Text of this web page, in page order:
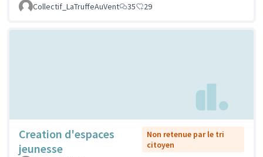
Collectif_LaTruffeAuVent
35 29
Creation d'espaces
jeunesse
Non retenue par le tri
citoyen